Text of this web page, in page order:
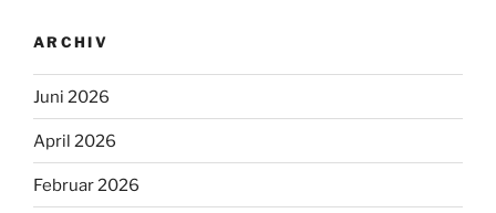
ARCHIV
Juni 2026
April 2026
Februar 2026